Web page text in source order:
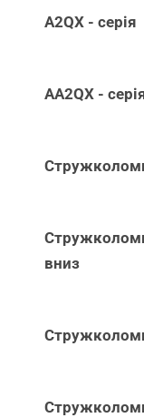
A2QX - серія
AA2QX -
вниз